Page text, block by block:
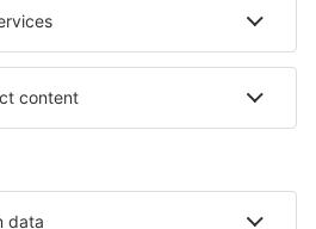
Hotels in Western Pomerania